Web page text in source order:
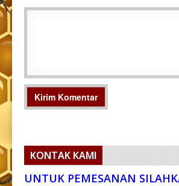
KONTAK KAMI
UNTUK PEMESANAN